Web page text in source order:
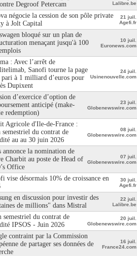
Degroof Petercam
Lalibre.be
négocie la cession de son pôle private
à Jolt Capital
21 juil.
Agefi.fr
bloqué sur un plan de
menaçant jusqu'à 100
10 juil.
Euronews.com
: Avec l’arrêt de
Sanofi tourne la page
pari à 1 milliard d’euros pour
Dupixent
24 juil.
Usinenouvelle.com
d’exercice d’option de
anticipé (make-
redemption)
23 juil.
Globenewswire.com
Agricole d'Ile-de-France :
semestriel du contrat de
au au 30 juin 2026
08 juil.
Globenewswire.com
annonce la nomination de
Charbit au poste de Head of
Office
07 juil.
Globenewswire.com
vise désormais 10% de croissance en
30 juil.
Agefi.fr
en discussion pour investir des
de millions" dans Mistral
22 juil.
Lalibre.be
semestriel du contrat de
IPSOS - Juin 2026
20 juil.
Globenewswire.com
contraint par la Commission
de partager ses données de
16 juil.
France24.com